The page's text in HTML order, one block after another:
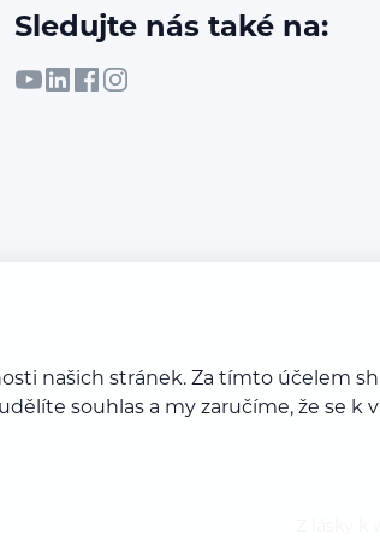
Sledujte nás také na:
našich stránek. Za tímto účelem
souhlas a my zaručíme, že se